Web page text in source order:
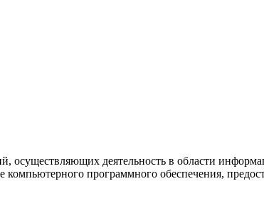
осуществляющих деятельность в области
программного обеспечения,